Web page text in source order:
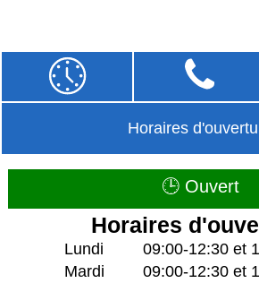
Horaires
🕒 Ouvert
Horaires
Lundi
09:00-12:30 et
Mardi
09:00-12:30 et